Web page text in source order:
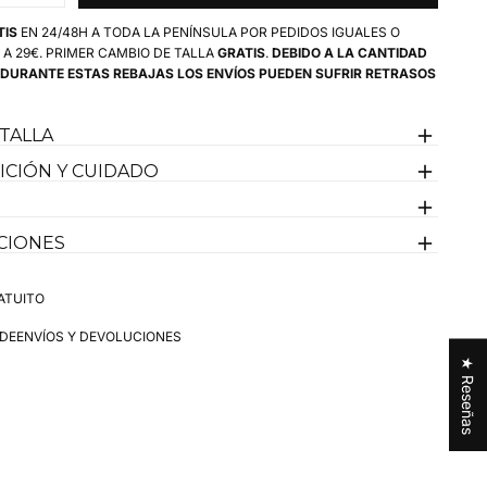
botón, para llevarla como quieras.
en azul marino, en el lado izquierdo del pecho.
llevar con pantalones blancos, vaqueros claros u oscuros,
España
cantidad
para
Camisa
Rayas
Sersuker
EN 24/48H A TODA LA PENÍNSULA POR PEDIDOS IGUALES O
A 29€. PRIMER CAMBIO DE TALLAGRATIS.DEBIDO A LA CANTIDAD
ESTAS REBAJAS LOS ENVÍOS PUEDEN SUFRIR RETRASOS
Y CUIDADO
ENVÍOS Y DEVOLUCIONES
★ Reseñas